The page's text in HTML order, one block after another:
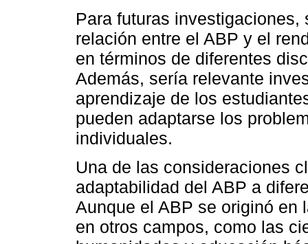
Para futuras
relación entre el ABP y el
en términos de diferentes
Además, sería relevante
aprendizaje de los
pueden adaptarse los
individuales.
Una de las consideraciones
adaptabilidad del ABP a
Aunque el ABP se originó en
en otros campos, como las